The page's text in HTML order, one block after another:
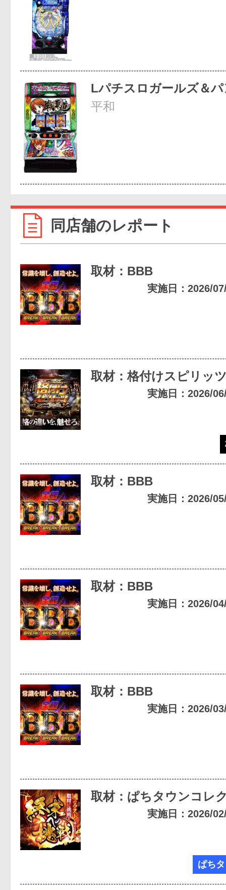
Lパチスロガールズ＆
平和
同店舗のレポート
取材：BBB
実施日：2026/
取材：格付けスピリッ
実施日：2026/
取材：BBB
実施日：2026/
取材：BBB
実施日：2026/
取材：BBB
実施日：2026/
取材：ぱちタウンコレ
実施日：2026/
ぱち